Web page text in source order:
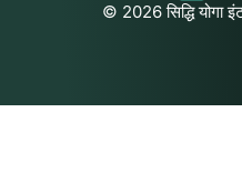
© 2026 सिद्धि योगा